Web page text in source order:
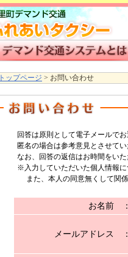
トップページ > お問い合わせ
回答は原則として電子メールで
匿名の場合は参考意見とさせてい
なお、回答の返信はお時間をいた
※入力していただいた個人情報に
また、本人の同意無くして関係
お名前 ：
メールアドレス ：